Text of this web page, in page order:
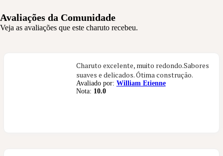
Avaliações da Comunidade
Veja as avaliações que este charuto recebeu.
Charuto excelente, muito redondo.Sabores
suaves e delicados. Ótima construção.
Avaliado por: William Etienne
Nota: 10.0